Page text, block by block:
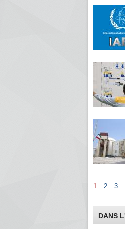
1 2 3
DANS